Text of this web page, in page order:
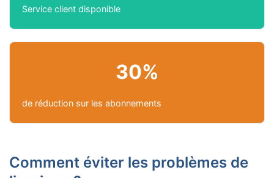
Service client disponible
30%
de réduction sur les abonnements
Comment éviter les problèmes de